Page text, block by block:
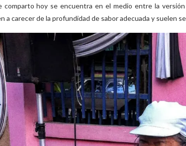
hoy se encuentra en el medio entre la
a carecer de la profundidad de sabor adecuada y suelen